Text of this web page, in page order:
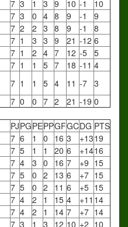
7 3 1 3 9 10 -1
10
7 3 0 4 8 9 -1
9
7 2 2 3 8 9 -1
8
7 1 3 3 9 21 -12 6
7 1 2 4 7 12 -5 5
7 1 1 5 7 18 -11 4
7 1 1 5 4 11 -7 3
7 0 0 7 2 21 -19 0
PJPGPEPPGFGCDG PTS
7 6 1 0 16 3 +1319
7 5 1 1 20 6 +1416
7 4 3 0 16 7 +9 15
7 5 0 2 13 6 +7 15
7 5 0 2 11 6 +5 15
7 4 2 1 15 4 +11 14
7 4 2 1 14 7 +7 14
7 3 1 3 12 10 +2 10